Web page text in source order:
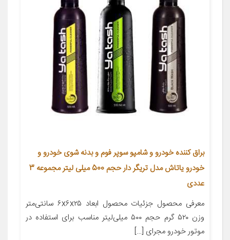
براق کننده خودرو و شامپو سوپر فوم و بدنه شوی خودرو و
خودرو یاتاش مدل تریگر دار حجم 500 میلی لیتر مجموعه 3
عددی
معرفی محصول جزئیات محصول ابعاد ۶x۶x۲۵ سانتی‌متر
وزن ۵۲۰ گرم حجم ۵۰۰ میلی‌لیتر مناسب برای استفاده در
موتور خودرو مجرای […]